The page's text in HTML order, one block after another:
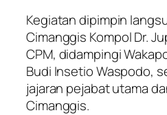
Kegiatan dipimpin
Cimanggis Kompol Dr.
CPM, didampingi
Budi Insetio Waspodo,
jajaran pejabat utama
Cimanggis.